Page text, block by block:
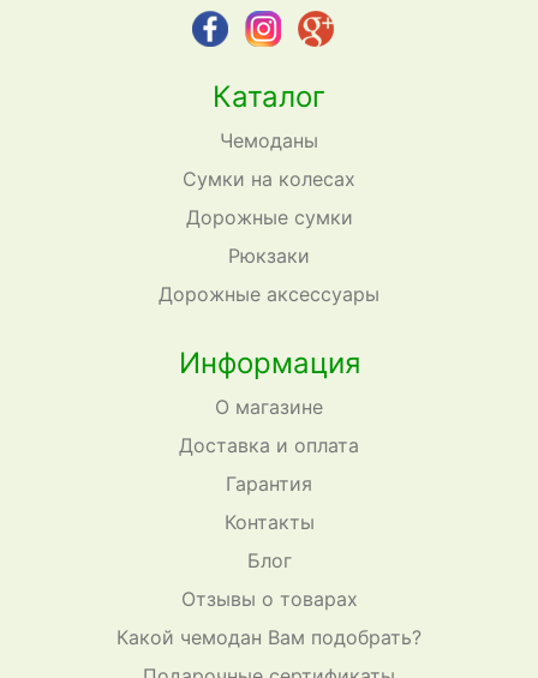
Каталог
Чемоданы
Сумки на колесах
Дорожные сумки
Рюкзаки
Дорожные аксессуары
Информация
О магазине
Доставка и оплата
Гарантия
Контакты
Блог
Отзывы о товарах
Какой чемодан Вам подобрать?